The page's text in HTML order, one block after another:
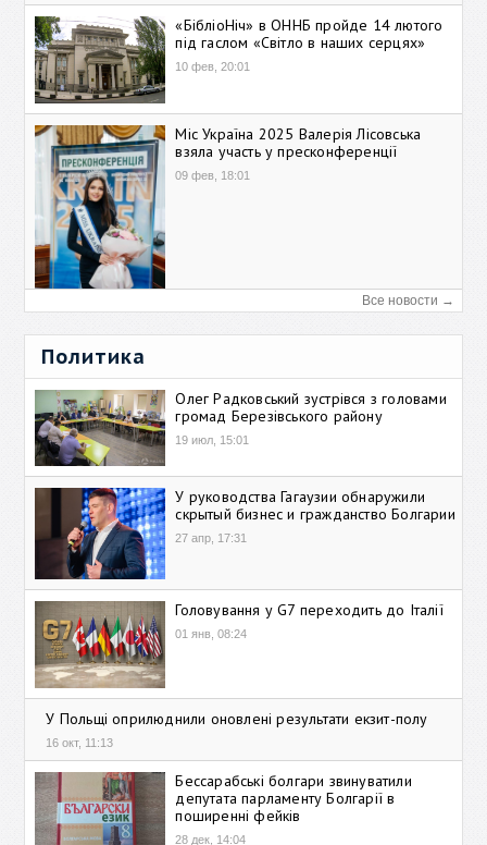
«БібліоНіч» в ОННБ пройде 14 лютого
під гаслом «Світло в наших серцях»
10 фев, 20:01
Міс Україна 2025 Валерія Лісовська
взяла участь у пресконференції
09 фев, 18:01
Все новости →
Политика
Олег Радковський зустрівся з головами
громад Березівського району
19 июл, 15:01
У руководства Гагаузии обнаружили
скрытый бизнес и гражданство Болгарии
27 апр, 17:31
Головування у G7 переходить до Італії
01 янв, 08:24
У Польщі оприлюднили оновлені результати екзит-полу
16 окт, 11:13
Бессарабські болгари звинуватили
депутата парламенту Болгарії в
поширенні фейків
28 дек, 14:04